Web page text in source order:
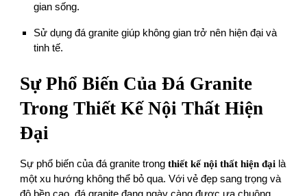
gian sống.
Sử dụng đá granite giúp không gian trở nên hiện đại và
tinh tế.
Sự Phổ Biến Của Đá Granite
Trong Thiết Kế Nội Thất Hiện
Đại
Sự phổ biến của đá granite trongthiết kế nội thất hiện đại là
một xu hướng không thể bỏ qua. Với vẻ đẹp sang trọng và
độ bền cao, đá granite đang ngày càng được ưa chuộng